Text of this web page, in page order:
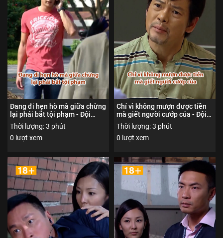
Đang đi hẹn hò mà giữa chừng
lại phải bắt tội phạm - Đội
trọng án 1 - Nội dung được
phổ biến đến người xem từ đủ
18 tuổi trở lên
Thời lượng: 3 phút
0 lượt xem
Chỉ vì không mượn được tiền
mà giết người cướp của - Đội
trọng án 1 - Nội dung được
phổ biến đến người xem từ đủ
18 tuổi trở lên
Thời lượng: 3 phút
0 lượt xem